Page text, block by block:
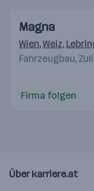
Videos
Einblicke
Einblicke
Magna
Wien,Weiz,
Fahrzeugbau,
Firma folgen
Über karriere.at